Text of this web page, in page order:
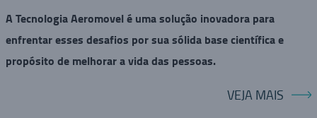
A Tecnologia Aeromovel é uma solução inovadora para
enfrentar esses desafios por sua sólida base científica e
propósito de melhorar a vida das pessoas.
VEJA MAIS